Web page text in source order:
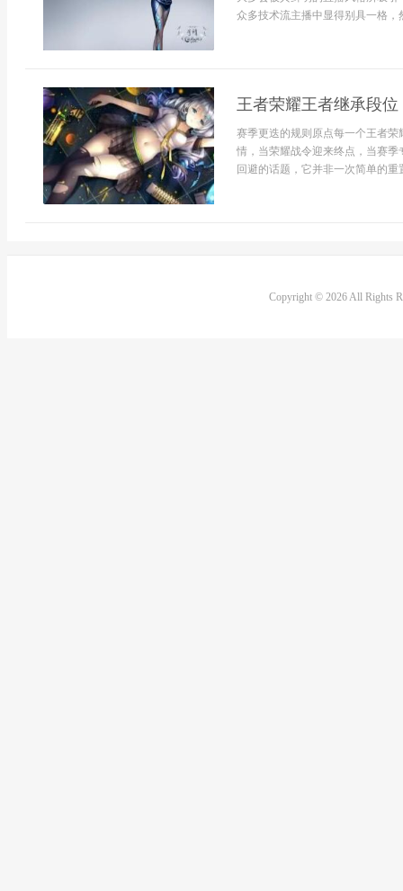
众多技术流主播中显得别具一格，
王者荣耀王者继承段
赛季更迭的规则原点每一个王者
情，当荣耀战令迎来终点，当赛
回避的话题，它并非一次简单的
Copyright © 2026 All Rights